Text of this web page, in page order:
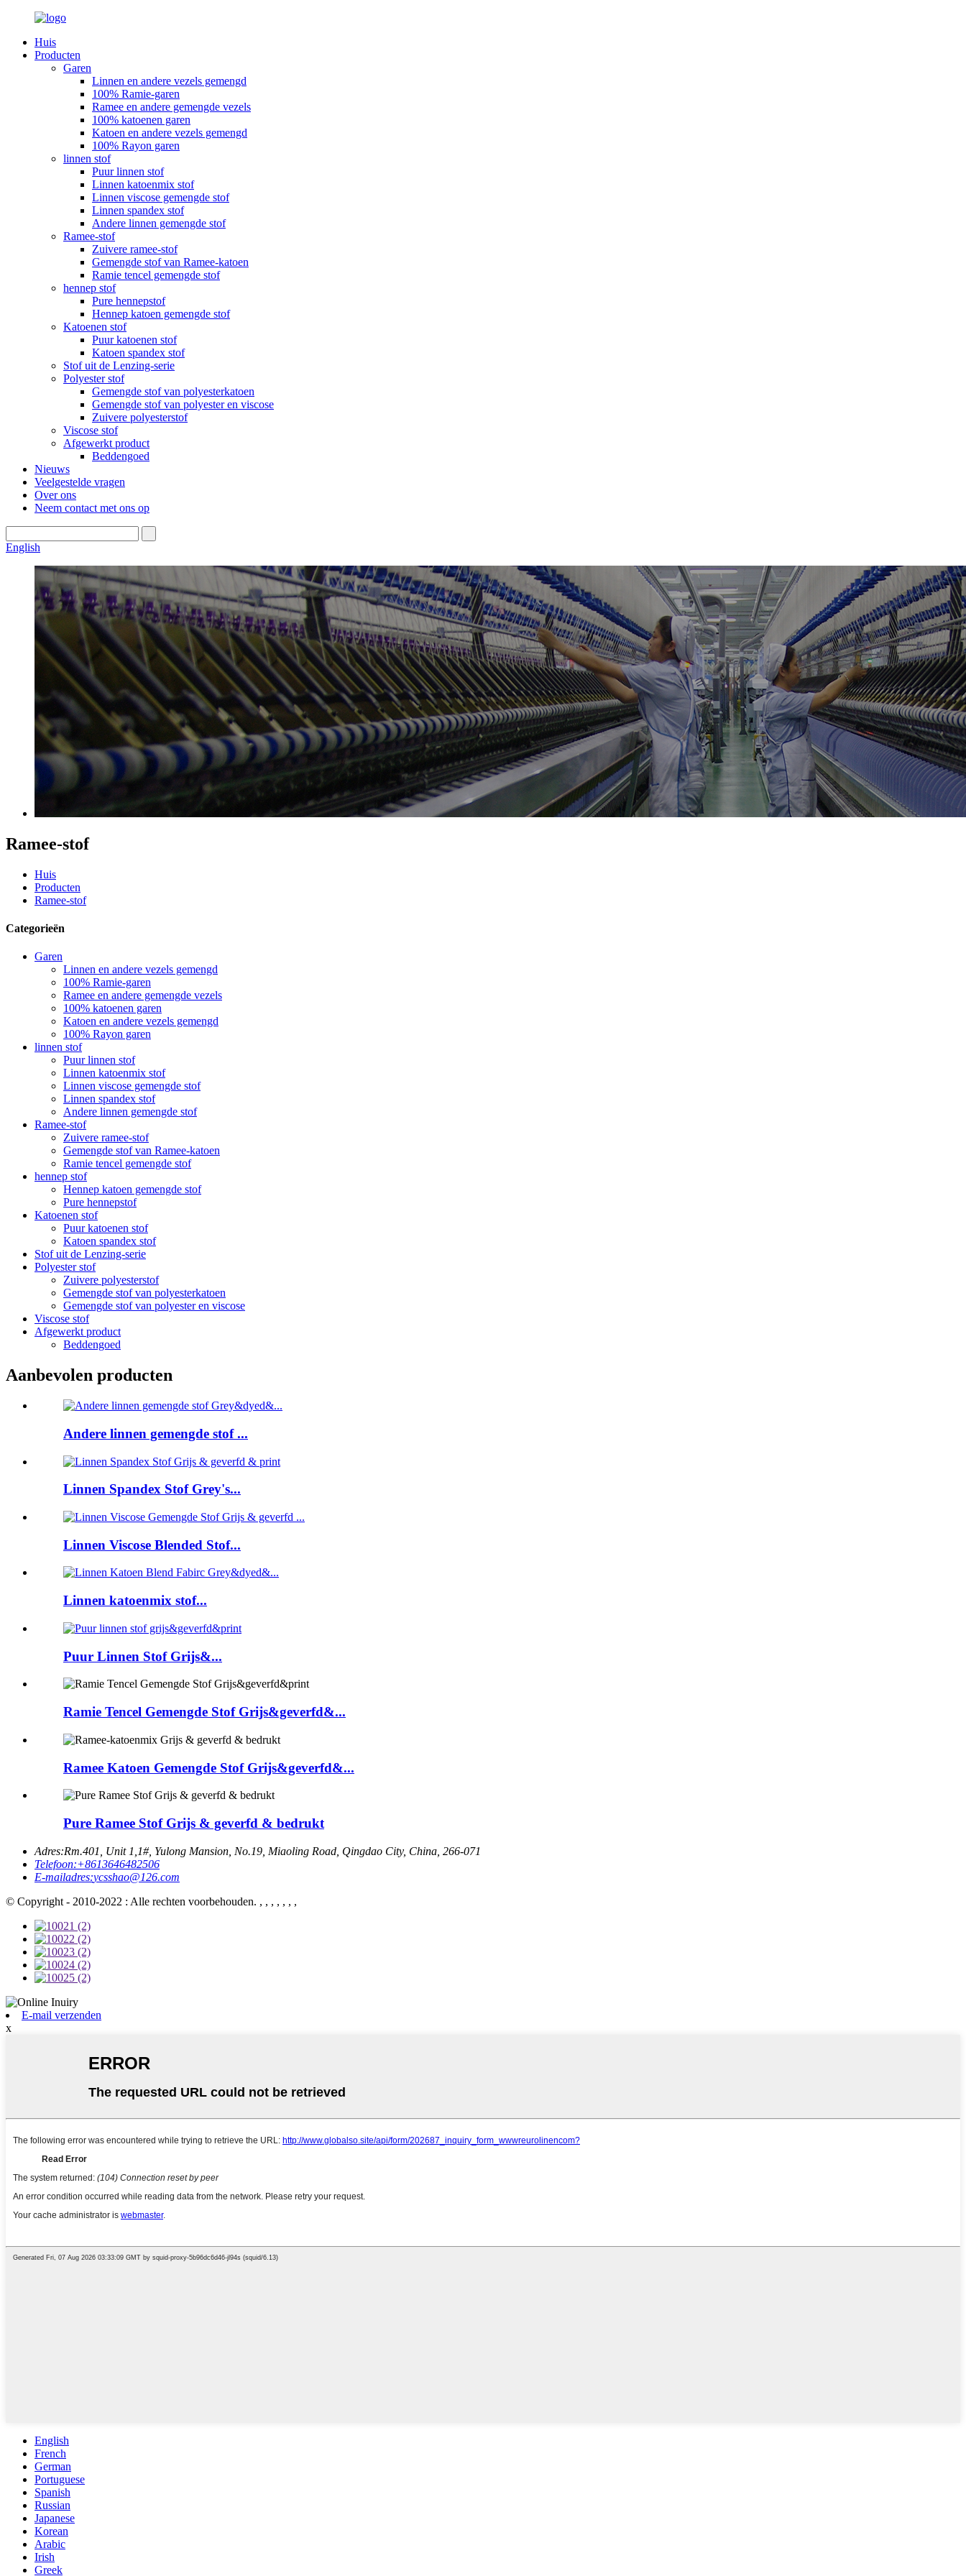
Huis
Producten
Garen
Linnen en andere vezels gemengd
100% Ramie-garen
Ramee en andere gemengde vezels
100% katoenen garen
Katoen en andere vezels gemengd
100% Rayon garen
linnen stof
Puur linnen stof
Linnen katoenmix stof
Linnen viscose gemengde stof
Linnen spandex stof
Andere linnen gemengde stof
Ramee-stof
Zuivere ramee-stof
Gemengde stof van Ramee-katoen
Ramie tencel gemengde stof
hennep stof
Pure hennepstof
Hennep katoen gemengde stof
Katoenen stof
Puur katoenen stof
Katoen spandex stof
Stof uit de Lenzing-serie
Polyester stof
Gemengde stof van polyesterkatoen
Gemengde stof van polyester en viscose
Zuivere polyesterstof
Viscose stof
Afgewerkt product
Beddengoed
Nieuws
Veelgestelde vragen
Over ons
Neem contact met ons op
English
Ramee-stof
Huis
Producten
Ramee-stof
Categorieën
Garen
Linnen en andere vezels gemengd
100% Ramie-garen
Ramee en andere gemengde vezels
100% katoenen garen
Katoen en andere vezels gemengd
100% Rayon garen
linnen stof
Puur linnen stof
Linnen katoenmix stof
Linnen viscose gemengde stof
Linnen spandex stof
Andere linnen gemengde stof
Ramee-stof
Zuivere ramee-stof
Gemengde stof van Ramee-katoen
Ramie tencel gemengde stof
hennep stof
Hennep katoen gemengde stof
Pure hennepstof
Katoenen stof
Puur katoenen stof
Katoen spandex stof
Stof uit de Lenzing-serie
Polyester stof
Zuivere polyesterstof
Gemengde stof van polyesterkatoen
Gemengde stof van polyester en viscose
Viscose stof
Afgewerkt product
Beddengoed
Aanbevolen producten
Andere linnen gemengde stof ...
Linnen Spandex Stof Grey's...
Linnen Viscose Blended Stof...
Linnen katoenmix stof...
Puur Linnen Stof Grijs&...
Ramie Tencel Gemengde Stof Grijs&geverfd&...
Ramee Katoen Gemengde Stof Grijs&geverfd&...
Pure Ramee Stof Grijs & geverfd & bedrukt
Adres:Rm.401, Unit 1,1#, Yulong Mansion, No.19, Miaoling Road, Qingdao City, China, 266-071
Telefoon:+8613646482506
E-mailadres:ycsshao@126.com
© Copyright - 2010-2022 : Alle rechten voorbehouden. , , , , , , ,
E-mail verzenden
x
English
French
German
Portuguese
Spanish
Russian
Japanese
Korean
Arabic
Irish
Greek